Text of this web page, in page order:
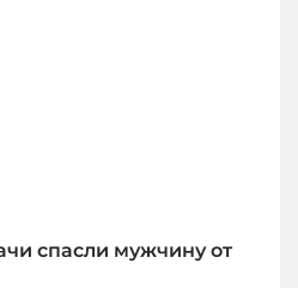
спасли мужчину от